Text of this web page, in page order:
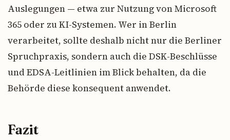
Auslegungen — etwa zur Nutzung von Microsoft
365 oder zu KI-Systemen. Wer in Berlin
verarbeitet, sollte deshalb nicht nur die Berliner
Spruchpraxis, sondern auch die DSK-Beschlüsse
und EDSA-Leitlinien im Blick behalten, da die
Behörde diese konsequent anwendet.
Fazit